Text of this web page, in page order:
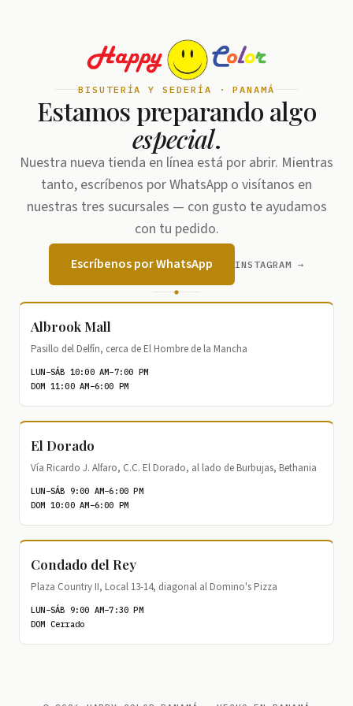
BISUTERÍA Y SEDERÍA · PANAMÁ
Estamos preparando algo
especial.
Nuestra nueva tienda en línea está por abrir. Mientras
tanto, escríbenos por WhatsApp o visítanos en
nuestras tres sucursales — con gusto te ayudamos
con tu pedido.
Escríbenos por WhatsApp INSTAGRAM →
Albrook Mall
Pasillo del Delfín, cerca de El Hombre de la Mancha
LUN–SÁB 10:00 AM–7:00 PM
DOM 11:00 AM–6:00 PM
El Dorado
Vía Ricardo J. Alfaro, C.C. El Dorado, al lado de Burbujas, Bethania
LUN–SÁB 9:00 AM–6:00 PM
DOM 10:00 AM–6:00 PM
Condado del Rey
Plaza Country II, Local 13-14, diagonal al Domino's Pizza
LUN–SÁB 9:00 AM–7:30 PM
DOM Cerrado